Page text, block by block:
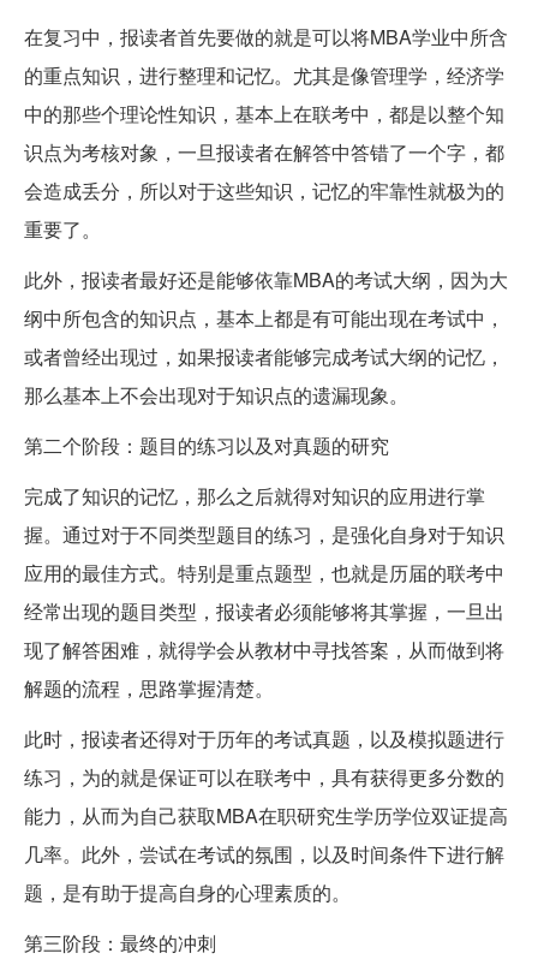
在复习中，报读者首先要做的就是可以将MBA学业中所含
的重点知识，进行整理和记忆。尤其是像管理学，经济学
中的那些个理论性知识，基本上在联考中，都是以整个知
识点为考核对象，一旦报读者在解答中答错了一个字，都
会造成丢分，所以对于这些知识，记忆的牢靠性就极为的
重要了。
此外，报读者最好还是能够依靠MBA的考试大纲，因为大
纲中所包含的知识点，基本上都是有可能出现在考试中，
或者曾经出现过，如果报读者能够完成考试大纲的记忆，
那么基本上不会出现对于知识点的遗漏现象。
第二个阶段：题目的练习以及对真题的研究
完成了知识的记忆，那么之后就得对知识的应用进行掌
握。通过对于不同类型题目的练习，是强化自身对于知识
应用的最佳方式。特别是重点题型，也就是历届的联考中
经常出现的题目类型，报读者必须能够将其掌握，一旦出
现了解答困难，就得学会从教材中寻找答案，从而做到将
解题的流程，思路掌握清楚。
此时，报读者还得对于历年的考试真题，以及模拟题进行
练习，为的就是保证可以在联考中，具有获得更多分数的
能力，从而为自己获取MBA在职研究生学历学位双证提高
几率。此外，尝试在考试的氛围，以及时间条件下进行解
题，是有助于提高自身的心理素质的。
第三阶段：最终的冲刺